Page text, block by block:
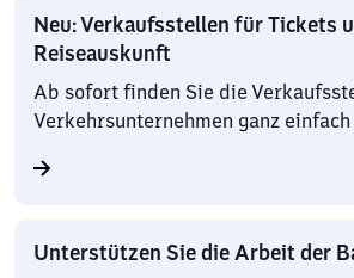
Neu: Verkaufsstellen für Tickets
Reiseauskunft
Ab sofort finden Sie die
Verkehrsunternehmen ganz
Unterstützen Sie die Arbeit der